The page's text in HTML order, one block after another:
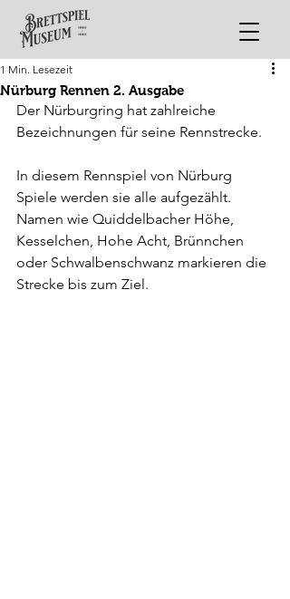
Nürburg Rennen 2. Ausgabe
1 Min. Lesezeit
Der Nürburgring hat zahlreiche
Bezeichnungen für seine Rennstrecke.
In diesem Rennspiel von Nürburg
Spiele werden sie alle aufgezählt.
Namen wie Quiddelbacher Höhe,
Kesselchen, Hohe Acht, Brünnchen
oder Schwalbenschwanz markieren die
Strecke bis zum Ziel.